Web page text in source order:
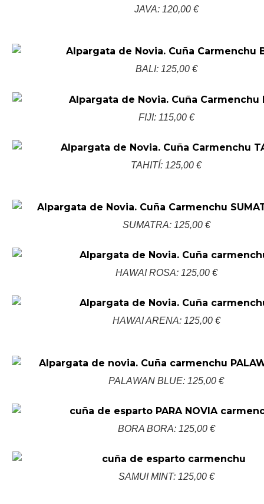
JAVA: 120,00 €
BALI: 125,00 €
FIJI: 115,00 €
TAHITÍ: 125,00 €
SUMATRA: 125,00 €
HAWAI ROSA: 125,00 €
HAWAI ARENA: 125,00 €
PALAWAN BLUE: 125,00 €
BORA BORA: 125,00 €
SAMUI MINT: 125,00 €